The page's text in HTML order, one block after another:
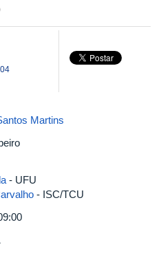
Martins
- UFU
- ISC/TCU